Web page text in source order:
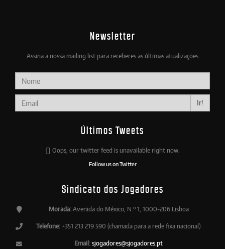
Newsletter
Assina a nossa mailing list para receberes as últimas atualizações
Ir!
Últimos Tweets
Oops, our twitter feed is unavailable right now.
Follow us on Twitter
Sindicato dos Jogadores
Morada:Avenida do México, N.º 1, 1000-206 Lisboa
Telefone: +351 213 219 590 (chamada para a rede fixa nacional)
Email: sjogadores@sjogadores.pt